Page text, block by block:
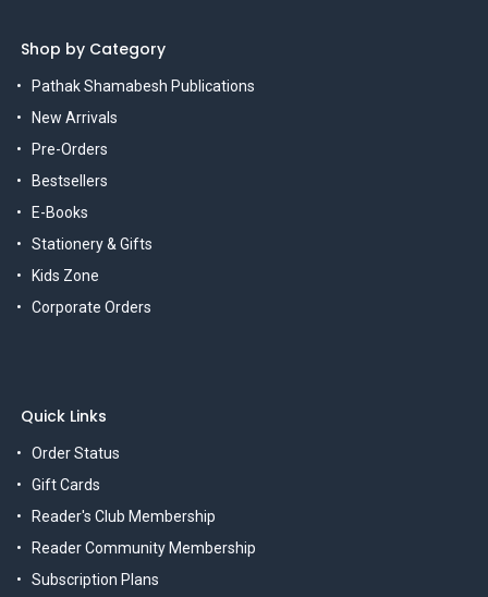
Shop by Category
Pathak Shamabesh Publications
New Arrivals
Pre-Orders
Bestsellers
E-Books
Stationery & Gifts
Kids Zone
Corporate Orders
Quick Links
Order Status
Gift Cards
Reader's Club Membership
Reader Community Membership
Subscription Plans